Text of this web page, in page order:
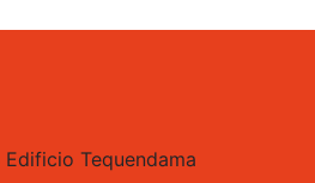
Tequendama